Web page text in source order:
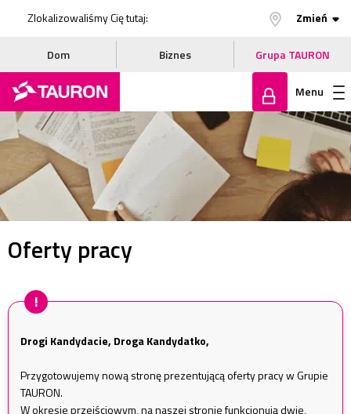
Zlokalizowaliśmy Cię tutaj: Zmień
Dom Biznes Grupa TAURON
Zaloguj
się
Menu
Oferty pracy
Drogi Kandydacie, Droga Kandydatko,
Przygotowujemy nową stronę prezentującą oferty pracy w Grupie
TAURON.
W okresie przejściowym, na naszej stronie funkcjonują dwie,